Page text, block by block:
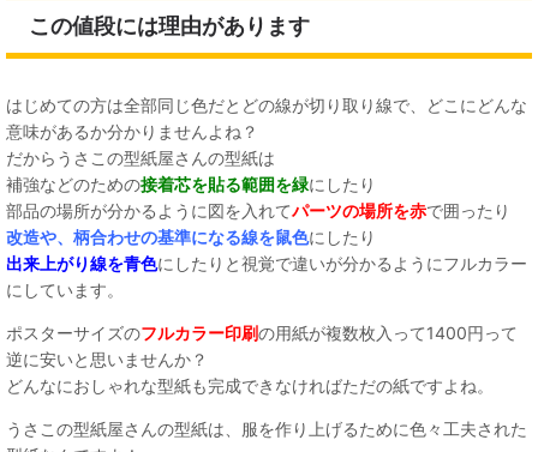
この値段には理由があります
はじめての方は全部同じ色だとどの線が切り取り線で、どこにどんな
意味があるか分かりませんよね？
だからうさこの型紙屋さんの型紙は
補強などのための接着芯を貼る範囲を緑にしたり
部品の場所が分かるように図を入れてパーツの場所を赤で囲ったり
改造や、柄合わせの基準になる線を鼠色にしたり
出来上がり線を青色にしたりと視覚で違いが分かるようにフルカラー
にしています。
ポスターサイズのフルカラー印刷の用紙が複数枚入って1400円って
逆に安いと思いませんか？
どんなにおしゃれな型紙も完成できなければただの紙ですよね。
うさこの型紙屋さんの型紙は、服を作り上げるために色々工夫された